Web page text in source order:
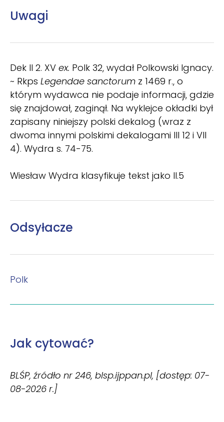
Uwagi
Dek II 2. XV ex. Polk 32, wydał Polkowski Ignacy.
~ Rkps Legendae sanctorum z 1469 r., o
którym wydawca nie podaje informacji, gdzie
się znajdował, zaginął. Na wyklejce okładki był
zapisany niniejszy polski dekalog (wraz z
dwoma innymi polskimi dekalogami III 12 i VII
4). Wydra s. 74-75.
Wiesław Wydra klasyfikuje tekst jako II.5
Odsyłacze
Polk
Jak cytować?
BLŚP, źródło nr 246, blsp.ijppan.pl, [dostęp: 07-
08-2026 r.]